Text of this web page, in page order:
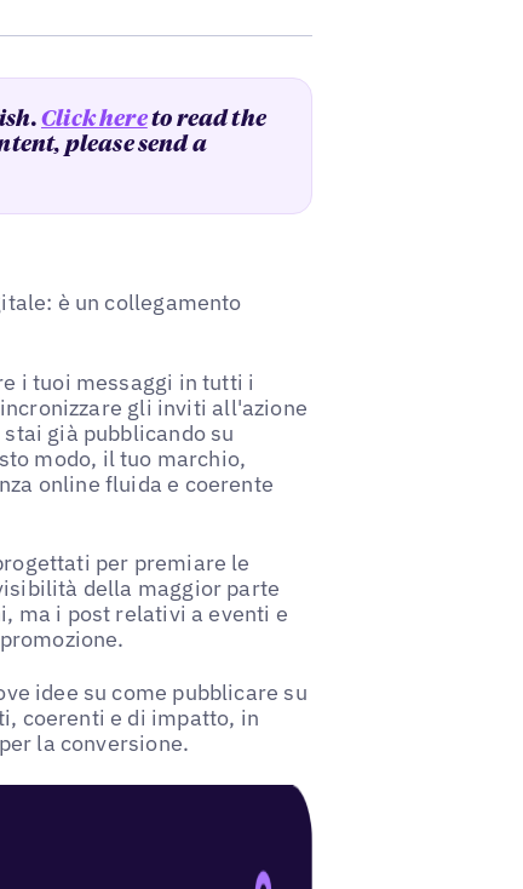
Click hereto read the
please send a
è un collegamento
i tuoi messaggi in tutti i
gli inviti all'azione
già pubblicando su
modo, il tuo marchio,
online fluida e coerente
per premiare le
della maggior parte
ma i post relativi a eventi e
idee su come pubblicare su
coerenti e di impatto, in
la conversione.